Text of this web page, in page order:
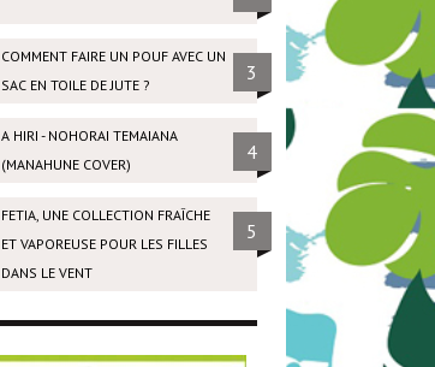
COMMENT FAIRE UN POUF AVEC UN
SAC EN TOILE DE JUTE ?
3
A HIRI - NOHORAI TEMAIANA
(MANAHUNE COVER)
4
FETIA, UNE COLLECTION FRAÎCHE
ET VAPOREUSE POUR LES FILLES
DANS LE VENT
5